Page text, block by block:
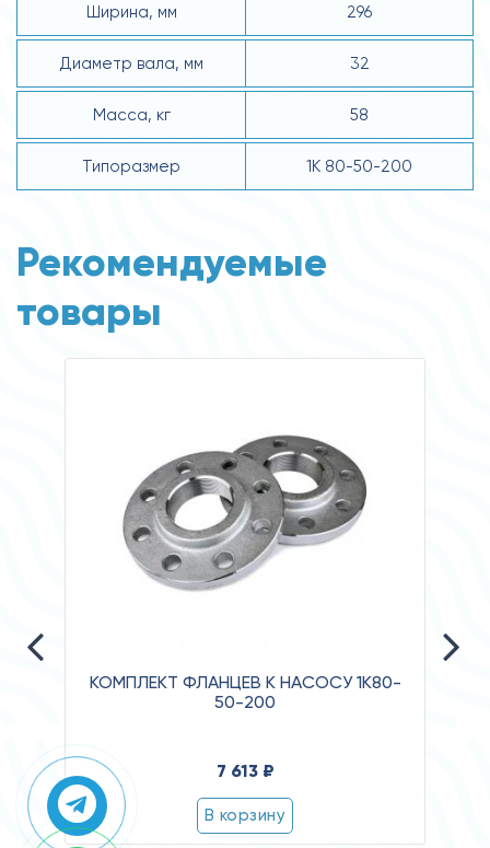
Ширина, мм 296
Диаметр вала, мм 32
Масса, кг 58
Типоразмер 1К 80-50-200
Рекомендуемые
товары
КОМПЛЕКТ ФЛАНЦЕВ К НАСОСУ 1К80-
50-200
7 613 ₽
В корзину